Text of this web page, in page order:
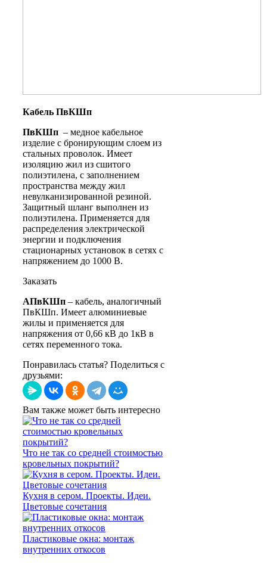
Кабель ПвКШп
ПвКШп – медное кабельное
изделие с бронирующим слоем из
стальных проволок. Имеет
изоляцию жил из сшитого
полиэтилена, с заполнением
пространства между жил
невулканизированной резиной.
Защитный шланг выполнен из
полиэтилена. Применяется для
распределения электрической
энергии и подключения
стационарных установок в сетях с
напряжением до 1000 В.
Заказать
АПвКШп – кабель, аналогичный
ПвКШп. Имеет алюминиевые
жилы и применяется для
напряжения от 0,66 кВ до 1кВ в
сетях переменного тока.
Понравилась статья? Поделиться с
друзьями:
Вам также может быть интересно
Что не так со средней стоимостью
кровельных покрытий?
Кухня в сером. Проекты. Идеи.
Цветовые сочетания
Пластиковые окна: монтаж
внутренних откосов